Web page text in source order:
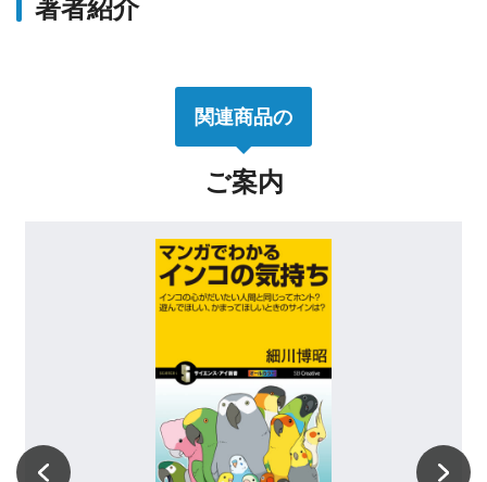
4.ペンギンの食べ物
8.巣づくりと抱卵
10.ペンギンの保育園「クレイシ」
12.ペンギンが走る、ペンギンが滑る
16.敵：ペンギンを捕食する生き物
17.ペンギンは好奇心をもつ
18.ペンギンのけんか
関連商品の
ご案内